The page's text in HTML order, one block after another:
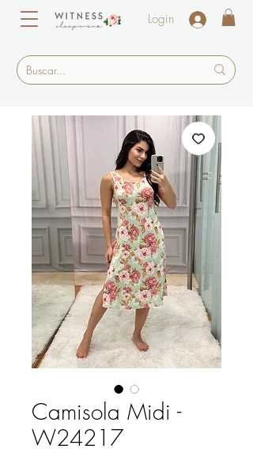
Login
Camisola Midi -
W24217